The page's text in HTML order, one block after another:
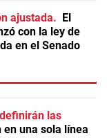
ajustada
El
con la ley de
en el Senado
las
en una sola línea